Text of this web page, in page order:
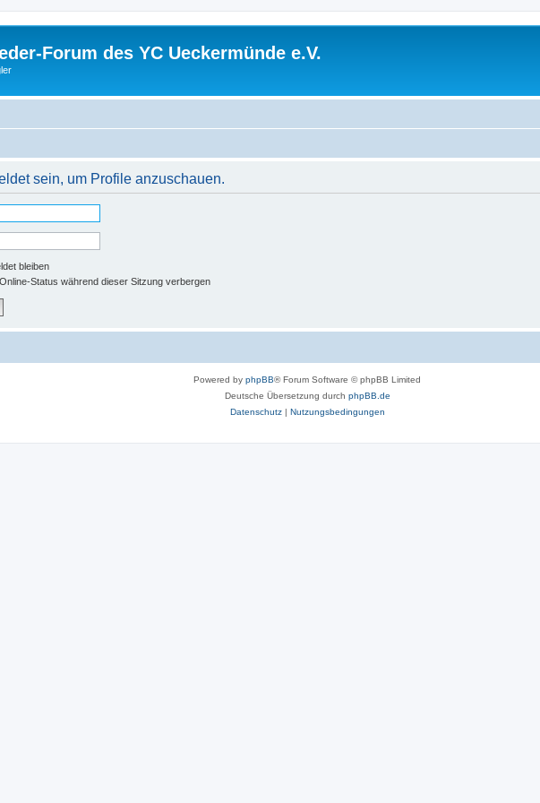
Forum des YC Ueckermünde e.V.
sein, um Profile anzuschauen.
bleiben
Status während dieser Sitzung verbergen
Powered by phpBB® Forum Software © phpBB Limited
Deutsche Übersetzung durch phpBB.de
Datenschutz| Nutzungsbedingungen